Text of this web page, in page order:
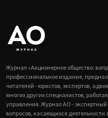
Журнал «Акционерное общество:
профессиональное издание,
читателей - юристов, экспертов,
многих других специалистов,
управления. Журнал АО -
вопросов, касающихся